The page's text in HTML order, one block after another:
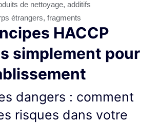
de nettoyage, additifs
étrangers, fragments
HACCP
simplement pour
dangers : comment
risques dans votre